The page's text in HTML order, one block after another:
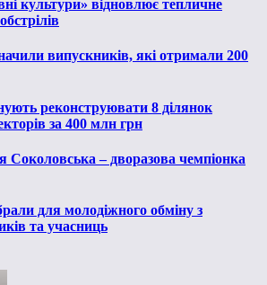
культури» відновлює тепличне
випускників, які отримали 200
реконструювати 8 ділянок
за 400 млн грн
Соколовська – дворазова чемпіонка
для молодіжного обміну з
та учасниць